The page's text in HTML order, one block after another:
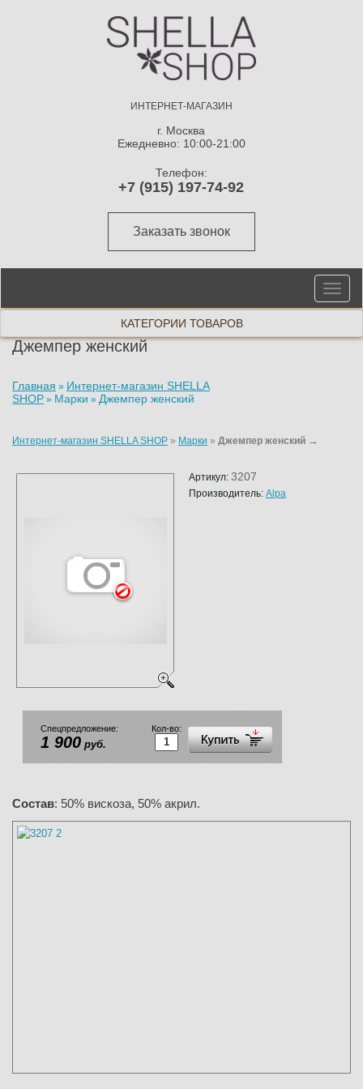
ИНТЕРНЕТ-МАГАЗИН
г. Москва
Ежедневно: 10:00-21:00
Телефон:
+7 (915) 197-74-92
Заказать звонок
КАТЕГОРИИ ТОВАРОВ
Джемпер женский
Главная » Интернет-магазин SHELLA
SHOP » Марки » Джемпер женский
Интернет-магазин SHELLA SHOP » Марки » Джемпер женский →
Артикул: 3207
Производитель: Alpa
Кол-во:
Спецпредложение:
1 900 руб.
Состав: 50% вискоза, 50% акрил.